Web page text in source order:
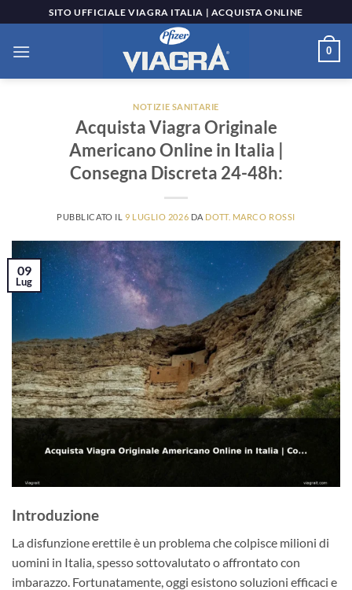
ai
contenuti
SITO UFFICIALE VIAGRA ITALIA | ACQUISTA ONLINE
0
NOTIZIE SANITARIE
Acquista Viagra Originale
Americano Online in Italia |
Consegna Discreta 24-48h:
PUBBLICATO IL 9 LUGLIO 2026 DA DOTT. MARCO ROSSI
09
Lug
Introduzione
La disfunzione erettile è un problema che colpisce milioni di
uomini in Italia, spesso sottovalutato o affrontato con
imbarazzo. Fortunatamente, oggi esistono soluzioni efficaci e